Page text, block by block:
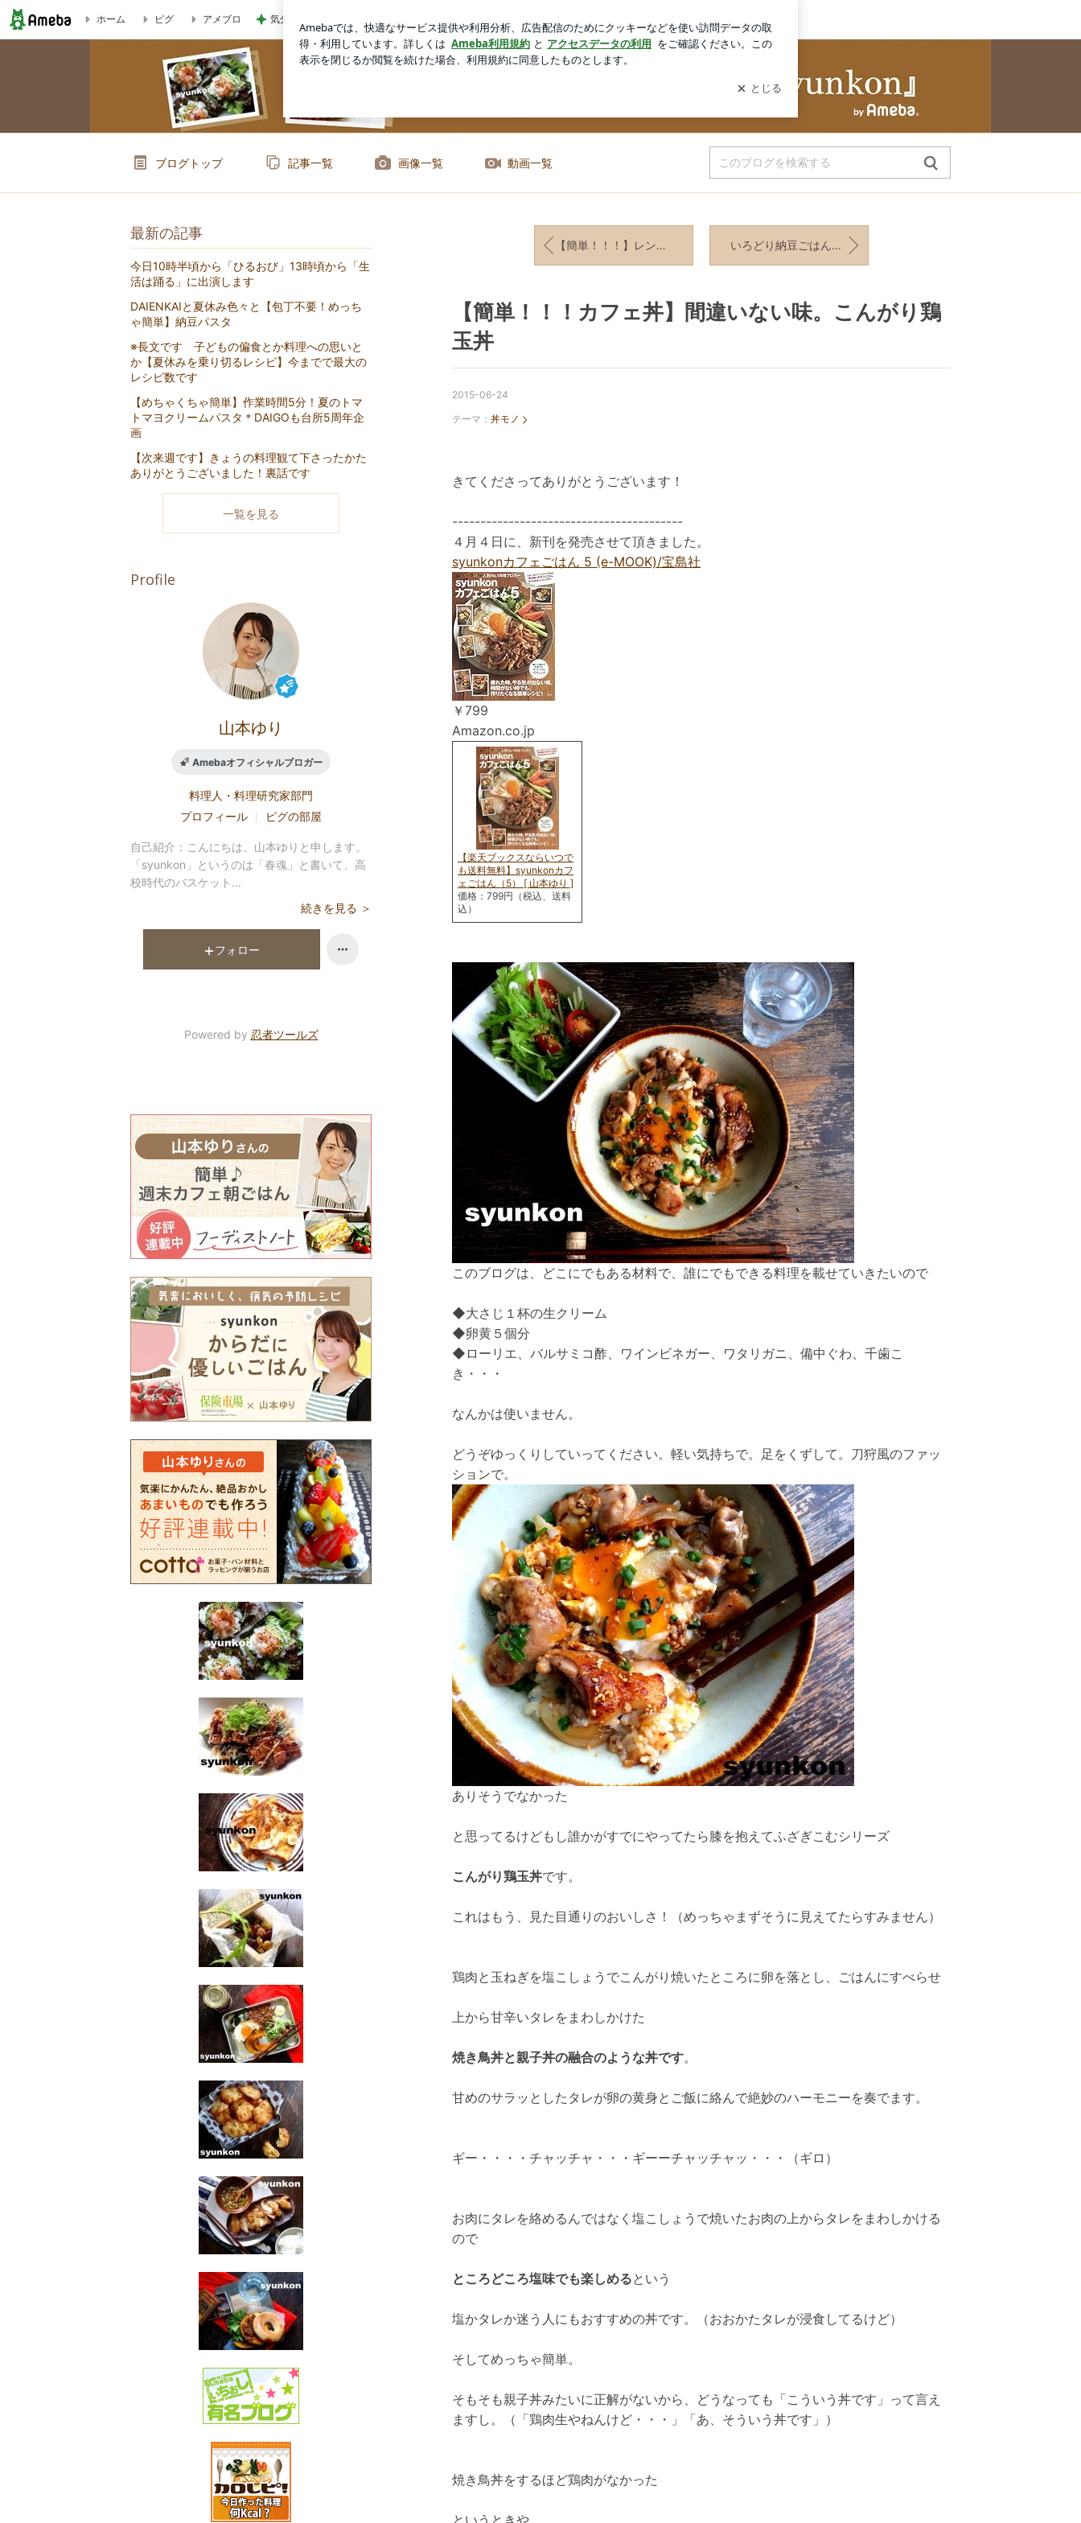
【簡単！！！カフェ丼】間違いない味。こんがり鶏玉丼 | 山本ゆりオフィシャルブログ「含み笑いのカフェごはん『syunkon』」Powered by Ameba
ホーム ピグ アメブロ 気分を上げるためのお気に入りの口紅 新規登録 ログイン
ブログトップ 記事一覧 画像一覧 動画一覧
【簡単！！！】レンジで一発＊タッパー１つで美味しい肉豆腐 いろどり納豆ごはんの和定食と、みんみんとえーちゃんとちよりんとの会話
【簡単！！！カフェ丼】間違いない味。こんがり鶏
玉丼
2015-06-24
テーマ： 丼モノ
きてくださってありがとうございます！
-----------------------------------------
４月４日に、新刊を発売させて頂きました。
syunkonカフェごはん 5 (e-MOOK)/宝島社
￥799
Amazon.co.jp
【楽天ブックスならいつで
も送料無料】syunkonカフ
ェごはん（5） [ 山本ゆり ]
価格：799円（税込、送料
込）
このブログは、どこにでもある材料で、誰にでもできる料理を載せていきたいので
◆大さじ１杯の生クリーム
◆卵黄５個分
◆ローリエ、バルサミコ酢、ワインビネガー、ワタリガニ、備中ぐわ、千歯こ
き・・・
なんかは使いません。
どうぞゆっくりしていってください。軽い気持ちで。足をくずして。刀狩風のファッ
ションで。
ありそうでなかった
と思ってるけどもし誰かがすでにやってたら膝を抱えてふざぎこむシリーズ
こんがり鶏玉丼です。
これはもう、見た目通りのおいしさ！（めっちゃまずそうに見えてたらすみません）
鶏肉と玉ねぎを塩こしょうでこんがり焼いたところに卵を落とし、ごはんにすべらせ
上から甘辛いタレをまわしかけた
焼き鳥丼と親子丼の融合のような丼です。
甘めのサラッとしたタレが卵の黄身とご飯に絡んで絶妙のハーモニーを奏でます。
ギー・・・・チャッチャ・・・ギーーチャッチャッ・・・（ギロ）
お肉にタレを絡めるんではなく塩こしょうで焼いたお肉の上からタレをまわしかける
ので
ところどころ塩味でも楽しめるという
塩かタレか迷う人にもおすすめの丼です。（おおかたタレが浸食してるけど）
そしてめっちゃ簡単。
そもそも親子丼みたいに正解がないから、どうなっても「こういう丼です」って言え
ますし。（「鶏肉生やねんけど・・・」「あ、そういう丼です」）
焼き鳥丼をするほど鶏肉がなかった
というときや
最新の記事
今日10時半頃から「ひるおび」13時頃から「生
活は踊る」に出演します
DAIENKAIと夏休み色々と【包丁不要！めっち
ゃ簡単】納豆パスタ
※長文です 子どもの偏食とか料理への思いと
か【夏休みを乗り切るレシピ】今までで最大の
レシピ数です
【めちゃくちゃ簡単】作業時間5分！夏のトマ
トマヨクリームパスタ＊DAIGOも台所5周年企
画
【次来週です】きょうの料理観て下さったかた
ありがとうございました！裏話です
一覧を見る
Profile
山本ゆり
Amebaオフィシャルブロガー
料理人・料理研究家部門
プロフィール
ピグの部屋
自己紹介： こんにちは。山本ゆりと申します。
「syunkon」というのは「春魂」と書いて、高
校時代のバスケット...
続きを見る ＞
フォロー
Powered by 忍者ツールズ